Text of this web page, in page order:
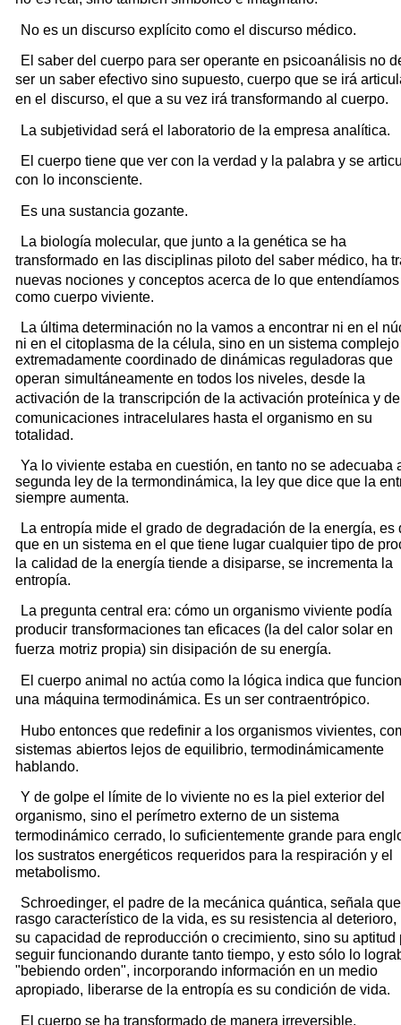
No es un discurso explícito como el discurso médico.
El saber del cuerpo para ser operante en psicoanálisis no
ser un saber efectivo sino supuesto, cuerpo que se irá
en el discurso, el que a su vez irá transformando al cuerpo.
La subjetividad será el laboratorio de la empresa analítica.
El cuerpo tiene que ver con la verdad y la palabra y se
con lo inconsciente.
Es una sustancia gozante.
La biología molecular, que junto a la genética se ha
transformado en las disciplinas piloto del saber médico, ha
nuevas nociones y conceptos acerca de lo que entendíamos
como cuerpo viviente.
La última determinación no la vamos a encontrar ni en el
ni en el citoplasma de la célula, sino en un sistema
extremadamente coordinado de dinámicas reguladoras que
operan simultáneamente en todos los niveles, desde la
activación de la transcripción de la activación proteínica y
comunicaciones intracelulares hasta el organismo en su
totalidad.
Ya lo viviente estaba en cuestión, en tanto no se adecuaba
segunda ley de la termondinámica, la ley que dice que la
siempre aumenta.
La entropía mide el grado de degradación de la energía, es
que en un sistema en el que tiene lugar cualquier tipo de
la calidad de la energía tiende a disiparse, se incrementa la
entropía.
La pregunta central era: cómo un organismo viviente podía
producir transformaciones tan eficaces (la del calor solar en
fuerza motriz propia) sin disipación de su energía.
El cuerpo animal no actúa como la lógica indica que
una máquina termodinámica. Es un ser contraentrópico.
Hubo entonces que redefinir a los organismos vivientes,
sistemas abiertos lejos de equilibrio, termodinámicamente
hablando.
Y de golpe el límite de lo viviente no es la piel exterior del
organismo, sino el perímetro externo de un sistema
termodinámico cerrado, lo suficientemente grande para
los sustratos energéticos requeridos para la respiración y el
metabolismo.
Schroedinger, el padre de la mecánica quántica, señala
rasgo característico de la vida, es su resistencia al deterioro,
su capacidad de reproducción o crecimiento, sino su aptitud
seguir funcionando durante tanto tiempo, y esto sólo lo
"bebiendo orden", incorporando información en un medio
apropiado,
liberarse de la entropía es su condición de vida.
El cuerpo se ha transformado de manera irreversible,